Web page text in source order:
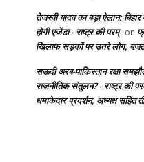
तेजस्वी यादव का बड़ा ऐलान:
होगी एजेंडा - राष्ट्र की परम् on
खिलाफ सड़कों पर उतरे लोग, बजट
सऊदी अरब-पाकिस्तान रक्षा
राजनीतिक संतुलन? - राष्ट्र की
धमाकेदार प्रदर्शन, अध्यक्ष सहित